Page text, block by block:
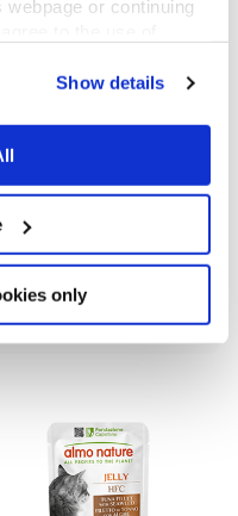
or continuing
Show details
only
HFC Jelly
55 g